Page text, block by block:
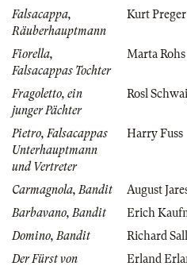
Falsacappa,
Räuberhauptmann
Kurt Preger
Fiorella,
Falsacappas Tochter
Marta Rohs
Fragoletto, ein
junger Pächter
Rosl
Pietro, Falsacappas
Unterhauptmann
und Vertreter
Harry Fuss
Carmagnola, Bandit
August
Barbavano, Bandit
Erich
Domino, Bandit
Richard
Der Fürst von
Erland